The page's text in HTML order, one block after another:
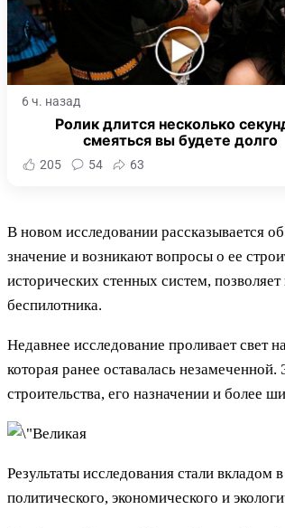
6 ч. назад
Ролик длится несколько
смеяться вы будете долго
205 54 63
В новом исследовании рассказывается
значение и возникают вопросы о ее
исторических стенных систем,
беспилотника.
Недавнее исследование проливает свет
которая ранее оставалась
строительства, его назначении и более
Результаты исследования стали
политического, экономического и